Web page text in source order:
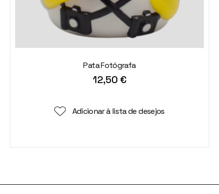
Pata Fotógrafa
12,50 €
Adicionar à lista de desejos